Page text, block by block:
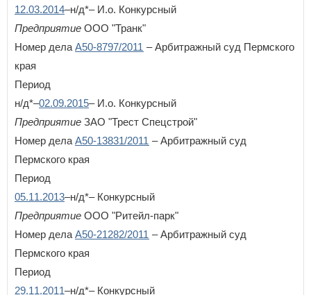
12.03.2014–н/д*– И.о. Конкурсный
Предприятие ООО "Транк"
Номер дела А50-8797/2011 – Арбитражный суд Пермского
края
Период
н/д*–02.09.2015– И.о. Конкурсный
Предприятие ЗАО "Трест Спецстрой"
Номер дела А50-13831/2011 – Арбитражный суд
Пермского края
Период
05.11.2013–н/д*– Конкурсный
Предприятие ООО "Ритейл-парк"
Номер дела А50-21282/2011 – Арбитражный суд
Пермского края
Период
29.11.2011–н/д*– Конкурсный